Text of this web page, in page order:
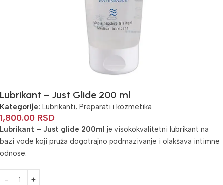
Lubrikant – Just Glide 200 ml
Kategorije: Lubrikanti, Preparati i kozmetika
1,800.00 RSD
Lubrikant – Just glide 200ml je visokokvalitetni lubrikant na
bazi vode koji pruža dogotrajno podmazivanje i olakšava intimne
odnose.
Alternative: